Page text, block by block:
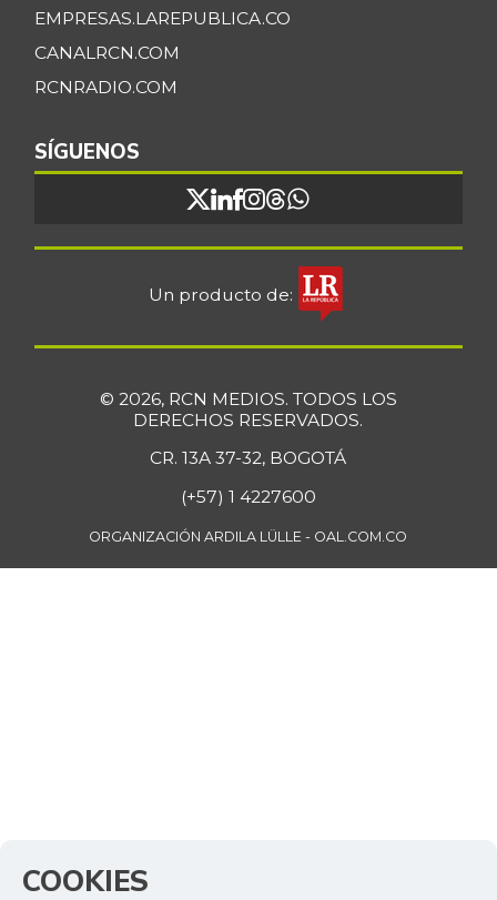
EMPRESAS.LAREPUBLICA.CO
CANALRCN.COM
RCNRADIO.COM
SÍGUENOS
Un producto de:
© 2026, RCN MEDIOS. TODOS LOS
DERECHOS RESERVADOS.
CR. 13A 37-32, BOGOTÁ
(+57) 1 4227600
ORGANIZACIÓN ARDILA LÜLLE - OAL.COM.CO
COOKIES